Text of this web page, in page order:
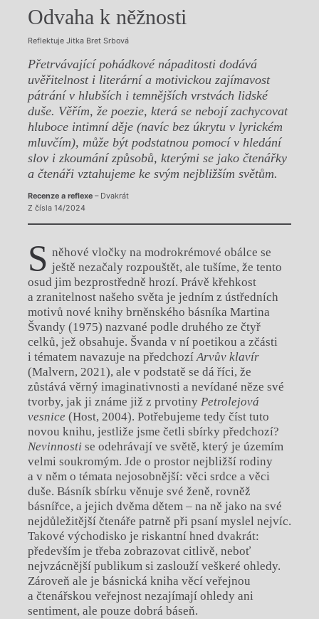
Odvaha k něžnosti
Reflektuje Jitka Bret Srbová
Přetrvávající pohádkové nápaditosti dodává
uvěřitelnost i literární a motivickou zajímavost
pátrání v hlubších i temnějších vrstvách lidské
duše. Věřím, že poezie, která se nebojí zachycovat
hluboce intimní děje (navíc bez úkrytu v lyrickém
mluvčím), může být podstatnou pomocí v hledání
slov i zkoumání způsobů, kterými se jako čtenářky
a čtenáři vztahujeme ke svým nejbližším světům.
Recenze a reflexe– Dvakrát
Z čísla 14/2024
S něhové vločky na modrokrémové obálce se
ještě nezačaly rozpouštět, ale tušíme, že tento
osud jim bezprostředně hrozí. Právě křehkost
a zranitelnost našeho světa je jedním z ústředních
motivů nové knihy brněnského básníka Martina
Švandy (1975) nazvané podle druhého ze čtyř
celků, jež obsahuje. Švanda v ní poetikou a zčásti
i tématem navazuje na předchozíArvův klavír
(Malvern, 2021), ale v podstatě se dá říci, že
zůstává věrný imaginativnosti a nevídané něze své
tvorby, jak ji známe již z prvotiny Petrolejová
vesnice (Host, 2004). Potřebujeme tedy číst tuto
novou knihu, jestliže jsme četli sbírky předchozí?
Nevinnosti se odehrávají ve světě, který je územím
velmi soukromým. Jde o prostor nejbližší rodiny
a v něm o témata nejosobnější: věci srdce a věci
duše. Básník sbírku věnuje své ženě, rovněž
básnířce, a jejich dvěma dětem – na ně jako na své
nejdůležitější čtenáře patrně při psaní myslel nejvíc.
Takové východisko je riskantní hned dvakrát:
především je třeba zobrazovat citlivě, neboť
nejvzácnější publikum si zaslouží veškeré ohledy.
Zároveň ale je básnická kniha věcí veřejnou
a čtenářskou veřejnost nezajímají ohledy ani
sentiment, ale pouze dobrá báseň.